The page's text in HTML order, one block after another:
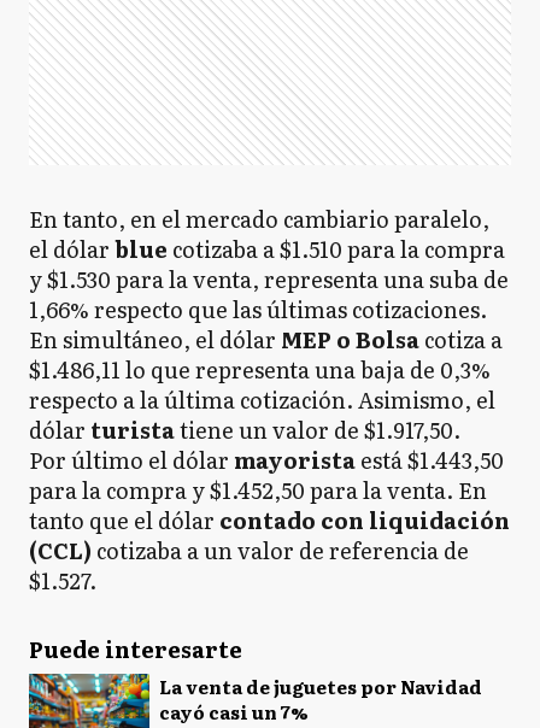
En tanto, en el mercado cambiario paralelo,
el dólarblue cotizaba a $1.510 para la compra
y $1.530 para la venta, representa una suba de
1,66% respecto que las últimas cotizaciones.
En simultáneo, el dólar MEP o Bolsacotiza a
$1.486,11 lo que representa una baja de 0,3%
respecto a la última cotización. Asimismo, el
dólar turistatiene un valor de $1.917,50.
Por último el dólar mayoristaestá $1.443,50
para la compra y $1.452,50 para la venta. En
tanto que el dólar contado con liquidación
(CCL) cotizaba a un valor de referencia de
$1.527.
Puede interesarte
La venta de juguetes por Navidad
cayó casi un 7%